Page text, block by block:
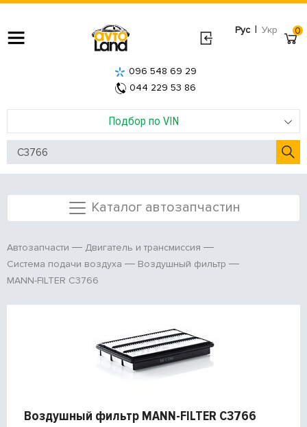
Рус | Укр
Подбор по VIN
096 548 69 29
044 229 53 86
0
Каталог автозапчастин
Автозапчасти
Двигатель и трансмиссия
Система подачи воздуха
Воздушный фильтр
MANN-FILTER C3766
Воздушный фильтр MANN-FILTER C3766